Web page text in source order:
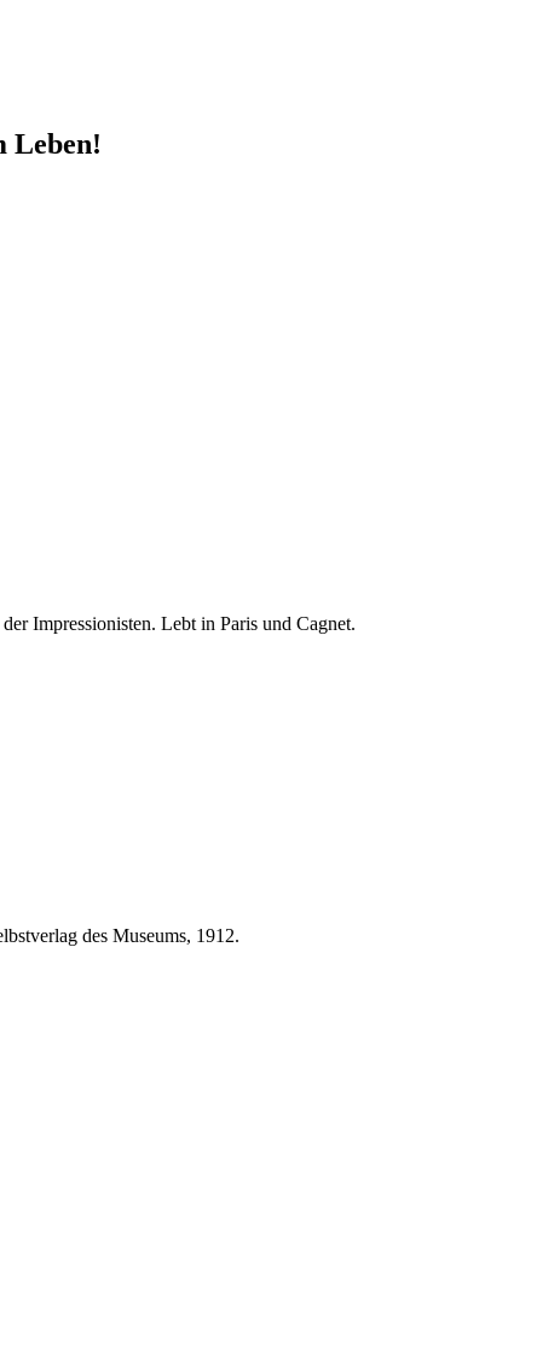
Leben!
Impressionisten. Lebt in Paris und Cagnet.
des Museums, 1912.